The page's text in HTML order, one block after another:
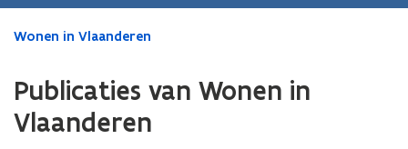
gaan
Gedaan
bevindt
zich
Wonen in Vlaanderen
Publicaties van Wonen in
Vlaanderen